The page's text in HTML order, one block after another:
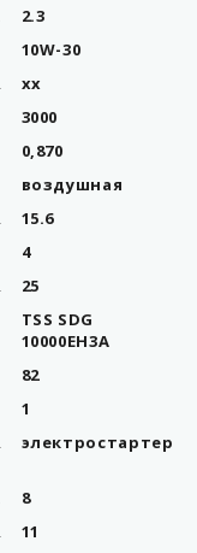
2.3
10W-30
xx
3000
0,870
воздушная
15.6
4
25
TSS SDG
10000EH3А
82
1
электростартер
8
11